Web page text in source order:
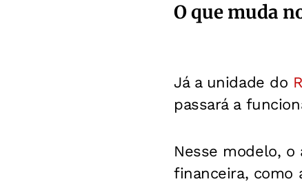
O que muda
Já a unidade do
passará a
Nesse modelo,
financeira, como